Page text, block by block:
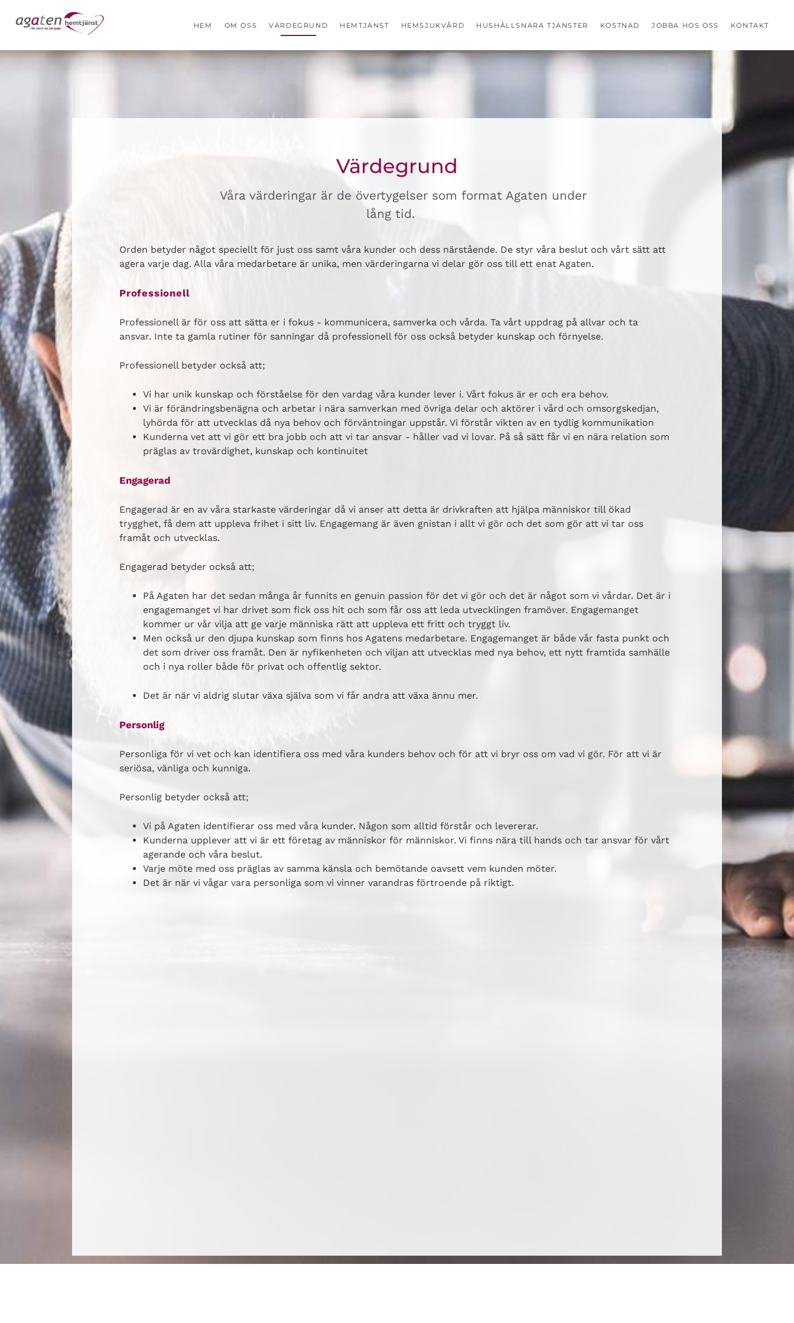
HEM OM OSS VÄRDEGRUND HEMTJÄNST HEMSJUKVÅRD HUSHÅLLSNÄRA TJÄNSTER KOSTNAD JOBBA HOS OSS KONTAKT
Värdegrund
Våra värderingar är de övertygelser som format Agaten under
lång tid.
Orden betyder något speciellt för just oss samt våra kunder och dess närstående. De styr våra beslut och vårt sätt att
agera varje dag. Alla våra medarbetare är unika, men värderingarna vi delar gör oss till ett enat Agaten.
Professionell
Professionell är för oss att sätta er i fokus - kommunicera, samverka och vårda. Ta vårt uppdrag på allvar och ta
ansvar. Inte ta gamla rutiner för sanningar då professionell för oss också betyder kunskap och förnyelse.
Professionell betyder också att;
Vi har unik kunskap och förståelse för den vardag våra kunder lever i. Vårt fokus är er och era behov.
Vi är förändringsbenägna och arbetar i nära samverkan med övriga delar och aktörer i vård och omsorgskedjan,
lyhörda för att utvecklas då nya behov och förväntningar uppstår. Vi förstår vikten av en tydlig kommunikation
Kunderna vet att vi gör ett bra jobb och att vi tar ansvar - håller vad vi lovar. På så sätt får vi en nära relation som
präglas av trovärdighet, kunskap och kontinuitet
Engagerad
Engagerad är en av våra starkaste värderingar då vi anser att detta är drivkraften att hjälpa människor till ökad
trygghet, få dem att uppleva frihet i sitt liv. Engagemang är även gnistan i allt vi gör och det som gör att vi tar oss
framåt och utvecklas.
Engagerad betyder också att;
På Agaten har det sedan många år funnits en genuin passion för det vi gör och det är något som vi vårdar. Det är i
engagemanget vi har drivet som fick oss hit och som får oss att leda utvecklingen framöver. Engagemanget
kommer ur vår vilja att ge varje människa rätt att uppleva ett fritt och tryggt liv.
Men också ur den djupa kunskap som finns hos Agatens medarbetare. Engagemanget är både vår fasta punkt och
det som driver oss framåt. Den är nyfikenheten och viljan att utvecklas med nya behov, ett nytt framtida samhälle
och i nya roller både för privat och offentlig sektor.
Det är när vi aldrig slutar växa själva som vi får andra att växa ännu mer.
Personlig
Personliga för vi vet och kan identifiera oss med våra kunders behov och för att vi bryr oss om vad vi gör. För att vi är
seriösa, vänliga och kunniga.
Personlig betyder också att;
Vi på Agaten identifierar oss med våra kunder. Någon som alltid förstår och levererar.
Kunderna upplever att vi är ett företag av människor för människor. Vi finns nära till hands och tar ansvar för vårt
agerande och våra beslut.
Varje möte med oss präglas av samma känsla och bemötande oavsett vem kunden möter.
Det är när vi vågar vara personliga som vi vinner varandras förtroende på riktigt.